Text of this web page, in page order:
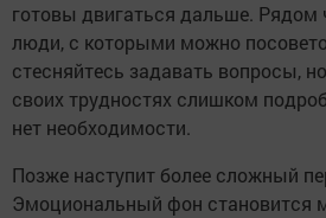
готовы двигаться дальше. Рядом
люди, с которыми можно
стесняйтесь задавать вопросы,
своих трудностях слишком
нет необходимости.
Позже наступит более сложный
Эмоциональный фон становится